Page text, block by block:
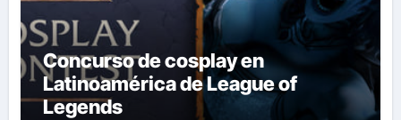
Concurso de cosplay en
Latinoamérica de League of
Legends